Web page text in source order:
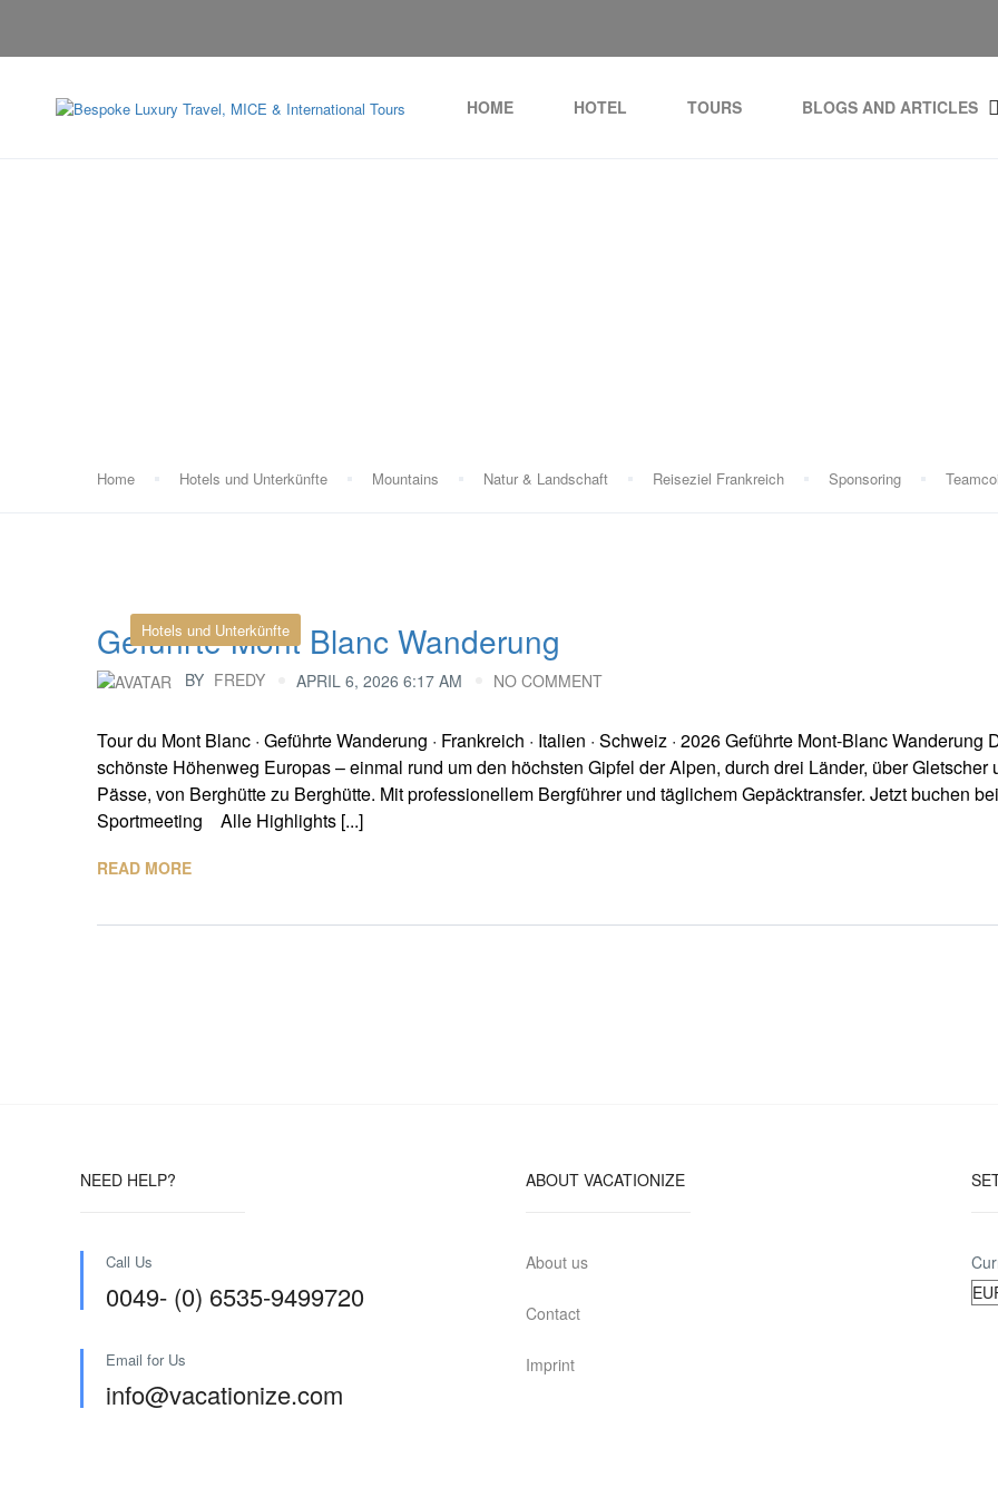
HOME HOTEL TOURS BLOGS AND ARTICLES
Home Hotels und Unterkünfte Mountains Natur & Landschaft Reiseziel Frankreich Sponsoring
Hotels und Unterkünfte
Geführte Mont Blanc Wanderung
BY FREDY APRIL 6, 2026 6:17 AM NO COMMENT
Tour du Mont Blanc · Geführte Wanderung · Frankreich · Italien · Schweiz · 2026 Geführte Mont-Blanc Wanderung
schönste Höhenweg Europas – einmal rund um den höchsten Gipfel der Alpen, durch drei Länder, über Gletscher
Pässe, von Berghütte zu Berghütte. Mit professionellem Bergführer und täglichem Gepäcktransfer. Jetzt buchen bei
Sportmeeting Alle Highlights [...]
READ MORE
NEED HELP?
Call Us
0049- (0) 6535-9499720
Email for Us
info@vacationize.com
ABOUT VACATIONIZE
About us
Contact
Imprint